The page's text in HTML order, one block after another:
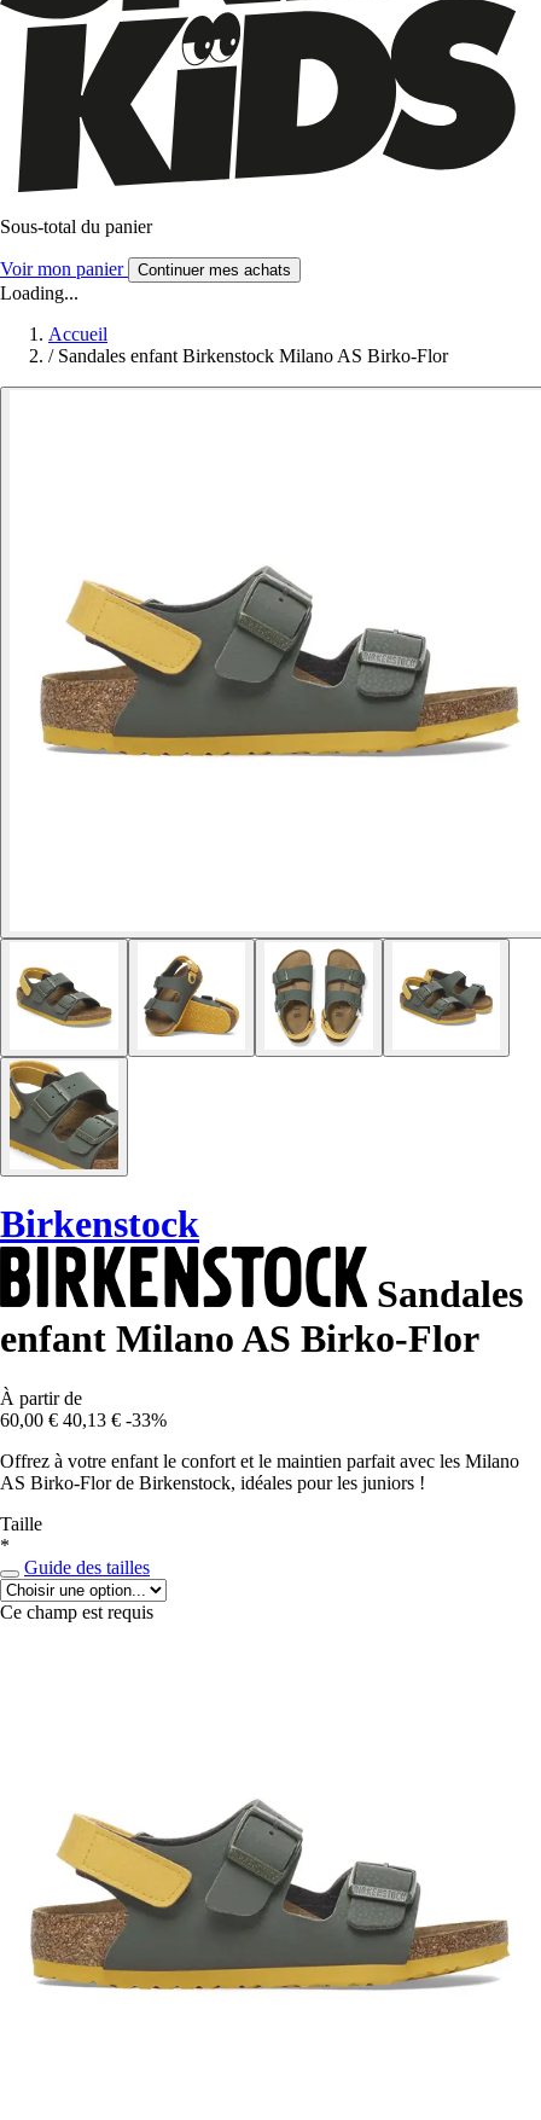
Sous-total du panier
Voir mon panier Continuer mes achats
Loading...
Accueil
/ Sandales enfant Birkenstock Milano AS Birko-Flor
Birkenstock
Sandales
enfant Milano AS Birko-Flor
À partir de
60,00 € 40,13 € -33%
Offrez à votre enfant le confort et le maintien parfait avec les Milano
AS Birko-Flor de Birkenstock, idéales pour les juniors !
Taille
*
Guide des tailles
Ce champ est requis